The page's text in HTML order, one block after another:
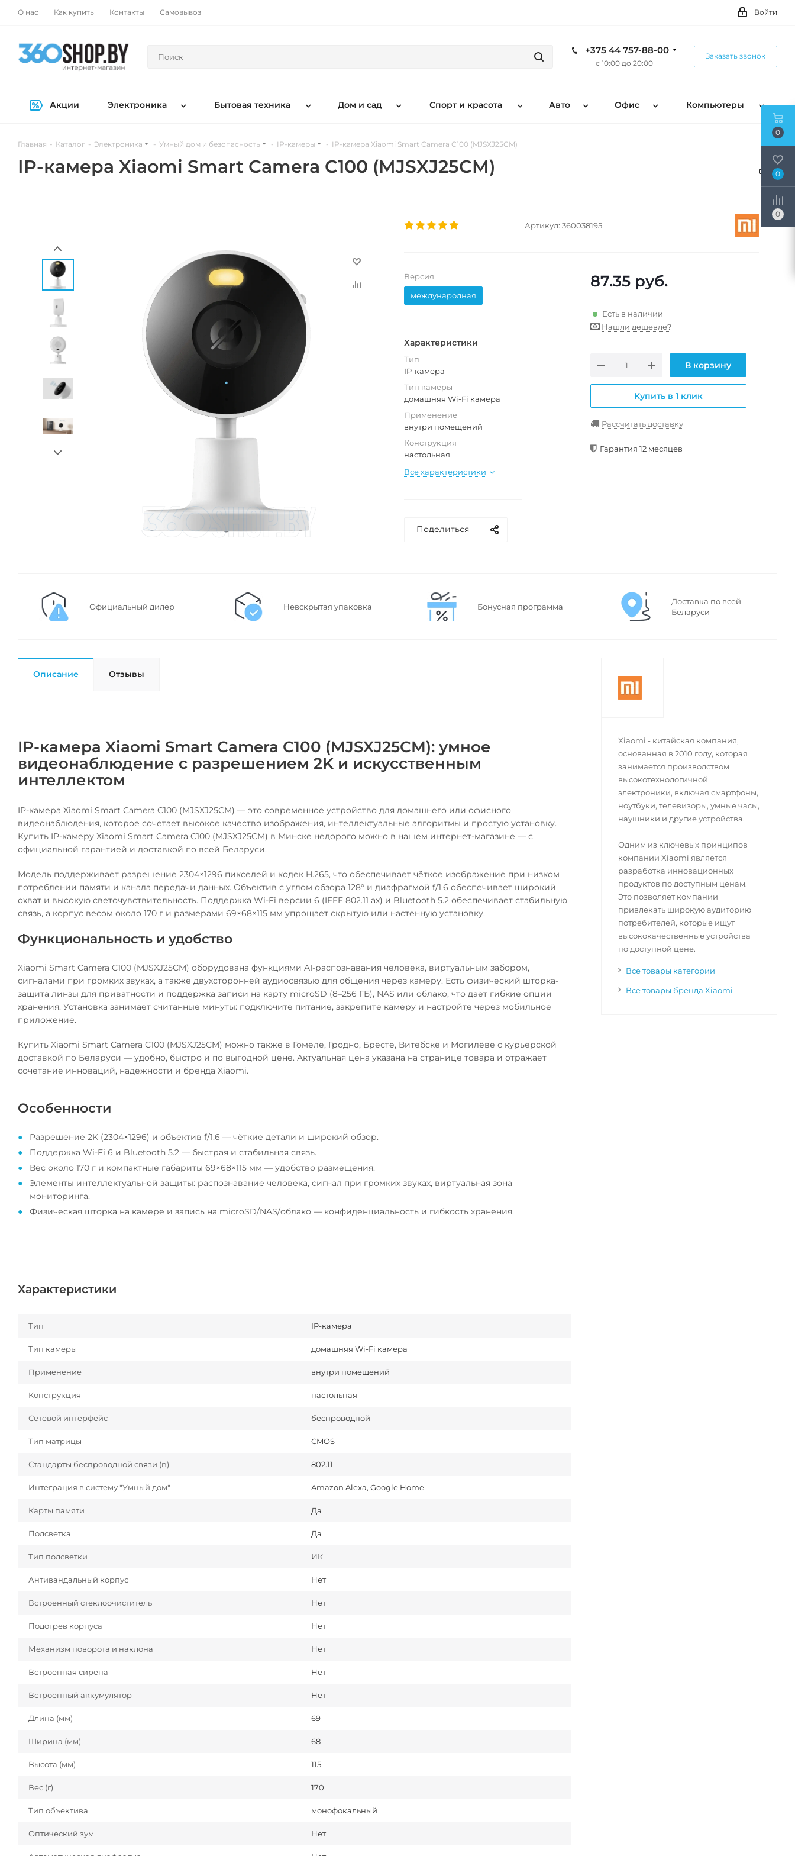
О нас Как купить Контакты Самовывоз Войти
+375 44 757-88-00
с 10:00 до 20:00
Заказать звонок
Акции Электроника Бытовая техника Дом и сад Спорт и красота Авто Офис Компьютеры
Главная - Каталог - Электроника - Умный дом и безопасность - IP-камеры - IP-камера Xiaomi Smart Camera C100 (MJSXJ25CM)
IP-камера Xiaomi Smart Camera C100 (MJSXJ25CM)
Артикул: 360038195
Версия
международная
Характеристики
Тип
IP-камера
Тип камеры
домашняя Wi-Fi камера
Применение
внутри помещений
Конструкция
настольная
Все характеристики
87.35 руб.
Есть в наличии
Нашли дешевле?
В корзину
Купить в 1 клик
Рассчитать доставку
Гарантия 12 месяцев
Поделиться
Официальный дилер Невскрытая упаковка Бонусная программа
Доставка по всей
Беларуси
Описание Отзывы
IP-камера Xiaomi Smart Camera C100 (MJSXJ25CM): умное
видеонаблюдение с разрешением 2K и искусственным
интеллектом
IP-камера Xiaomi Smart Camera C100 (MJSXJ25CM) — это современное устройство для домашнего или офисного
видеонаблюдения, которое сочетает высокое качество изображения, интеллектуальные алгоритмы и простую установку.
Купить IP-камеру Xiaomi Smart Camera C100 (MJSXJ25CM) в Минске недорого можно в нашем интернет-магазине — с
официальной гарантией и доставкой по всей Беларуси.
Модель поддерживает разрешение 2304×1296 пикселей и кодек H.265, что обеспечивает чёткое изображение при низком
потреблении памяти и канала передачи данных. Объектив с углом обзора 128° и диафрагмой f/1.6 обеспечивает широкий
охват и высокую светочувствительность. Поддержка Wi-Fi версии 6 (IEEE 802.11 ax) и Bluetooth 5.2 обеспечивает стабильную
связь, а корпус весом около 170 г и размерами 69×68×115 мм упрощает скрытую или настенную установку.
Функциональность и удобство
Xiaomi Smart Camera C100 (MJSXJ25CM) оборудована функциями AI-распознавания человека, виртуальным забором,
сигналами при громких звуках, а также двухсторонней аудиосвязью для общения через камеру. Есть физический шторка-
защита линзы для приватности и поддержка записи на карту microSD (8–256 ГБ), NAS или облако, что даёт гибкие опции
хранения. Установка занимает считанные минуты: подключите питание, закрепите камеру и настройте через мобильное
приложение.
Купить Xiaomi Smart Camera C100 (MJSXJ25CM) можно также в Гомеле, Гродно, Бресте, Витебске и Могилёве с курьерской
доставкой по Беларуси — удобно, быстро и по выгодной цене. Актуальная цена указана на странице товара и отражает
сочетание инноваций, надёжности и бренда Xiaomi.
Особенности
Разрешение 2K (2304×1296) и объектив f/1.6 — чёткие детали и широкий обзор.
Поддержка Wi-Fi 6 и Bluetooth 5.2 — быстрая и стабильная связь.
Вес около 170 г и компактные габариты 69×68×115 мм — удобство размещения.
Элементы интеллектуальной защиты: распознавание человека, сигнал при громких звуках, виртуальная зона
мониторинга.
Физическая шторка на камере и запись на microSD/NAS/облако — конфиденциальность и гибкость хранения.
Характеристики
Тип IP-камера
Тип камеры домашняя Wi-Fi камера
Применение внутри помещений
Конструкция настольная
Сетевой интерфейс беспроводной
Тип матрицы CMOS
Стандарты беспроводной связи (n) 802.11
Интеграция в систему "Умный дом" Amazon Alexa, Google Home
Карты памяти Да
Подсветка Да
Тип подсветки ИК
Антивандальный корпус Нет
Встроенный стеклоочиститель Нет
Подогрев корпуса Нет
Механизм поворота и наклона Нет
Встроенная сирена Нет
Встроенный аккумулятор Нет
Длина (мм) 69
Ширина (мм) 68
Высота (мм) 115
Вес (г) 170
Тип объектива монофокальный
Оптический зум Нет
Xiaomi - китайская компания,
основанная в 2010 году, которая
занимается производством
высокотехнологичной
электроники, включая смартфоны,
ноутбуки, телевизоры, умные часы,
наушники и другие устройства.
Одним из ключевых принципов
компании Xiaomi является
разработка инновационных
продуктов по доступным ценам.
Это позволяет компании
привлекать широкую аудиторию
потребителей, которые ищут
высококачественные устройства
по доступной цене.
Все товары категории
Все товары бренда Xiaomi
0
0
0